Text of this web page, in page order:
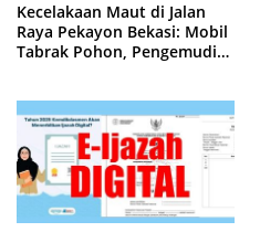
Kecelakaan Maut di Jalan
Raya Pekayon Bekasi: Mobil
Tabrak Pohon, Pengemudi